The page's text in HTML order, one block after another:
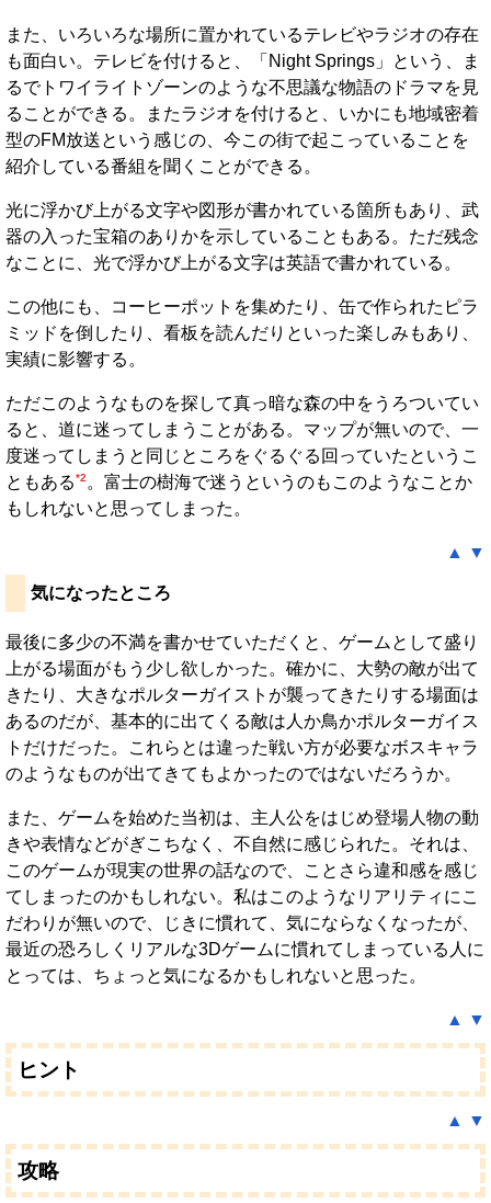
また、いろいろな場所に置かれているテレビやラジオの存在
も面白い。テレビを付けると、「Night Springs」という、ま
るでトワイライトゾーンのような不思議な物語のドラマを見
ることができる。またラジオを付けると、いかにも地域密着
型のFM放送という感じの、今この街で起こっていることを
紹介している番組を聞くことができる。
光に浮かび上がる文字や図形が書かれている箇所もあり、武
器の入った宝箱のありかを示していることもある。ただ残念
なことに、光で浮かび上がる文字は英語で書かれている。
この他にも、コーヒーポットを集めたり、缶で作られたピラ
ミッドを倒したり、看板を読んだりといった楽しみもあり、
実績に影響する。
ただこのようなものを探して真っ暗な森の中をうろついてい
ると、道に迷ってしまうことがある。マップが無いので、一
度迷ってしまうと同じところをぐるぐる回っていたというこ
ともある*2 。富士の樹海で迷うというのもこのようなことか
もしれないと思ってしまった。
▲ ▼
気になったところ
最後に多少の不満を書かせていただくと、ゲームとして盛り
上がる場面がもう少し欲しかった。確かに、大勢の敵が出て
きたり、大きなポルターガイストが襲ってきたりする場面は
あるのだが、基本的に出てくる敵は人か鳥かポルターガイス
トだけだった。これらとは違った戦い方が必要なボスキャラ
のようなものが出てきてもよかったのではないだろうか。
また、ゲームを始めた当初は、主人公をはじめ登場人物の動
きや表情などがぎこちなく、不自然に感じられた。それは、
このゲームが現実の世界の話なので、ことさら違和感を感じ
てしまったのかもしれない。私はこのようなリアリティにこ
だわりが無いので、じきに慣れて、気にならなくなったが、
最近の恐ろしくリアルな3Dゲームに慣れてしまっている人に
とっては、ちょっと気になるかもしれないと思った。
▲ ▼
ヒント
▲ ▼
攻略